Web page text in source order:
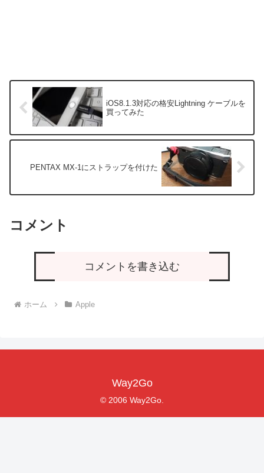
iOS8.1.3対応の格安Lightning ケーブルを
買ってみた
PENTAX MX-1にストラップを付けた
コメント
コメントを書き込む
ホーム Apple
Way2Go
© 2006 Way2Go.